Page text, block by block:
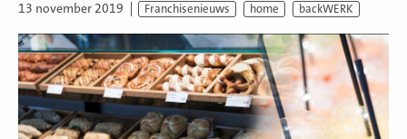
13 november 2019 Franchisenieuws home backWERK